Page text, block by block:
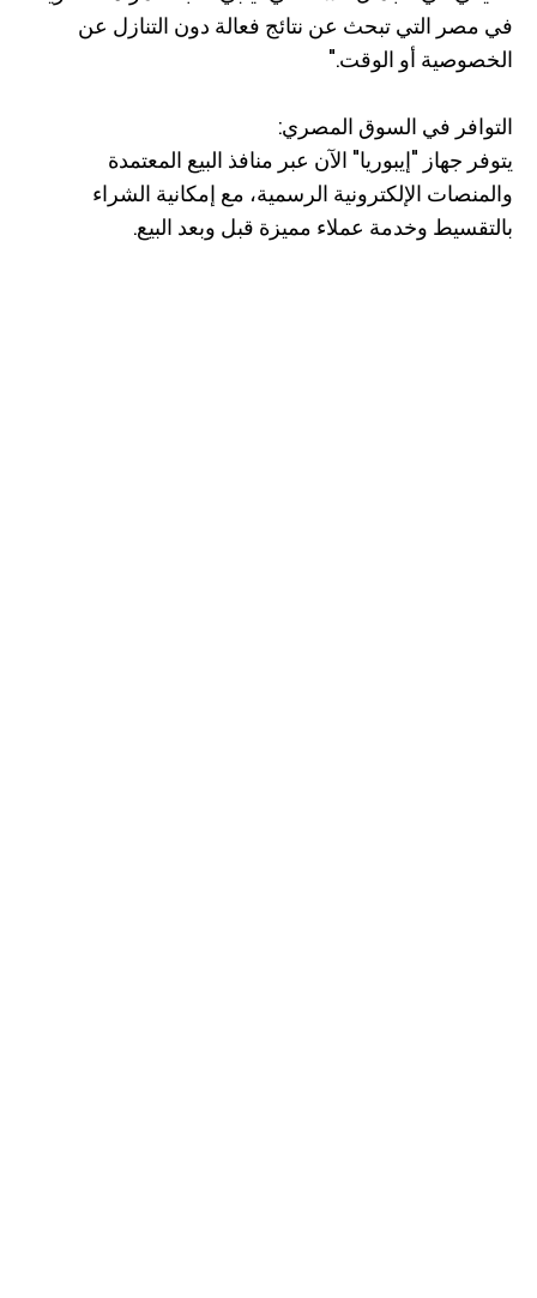
في مصر التي تبحث عن نتائج فعالة دون التنازل عن
الخصوصية أو الوقت."
التوافر في السوق المصري:
يتوفر جهاز "إيبوريا" الآن عبر منافذ البيع المعتمدة
والمنصات الإلكترونية الرسمية، مع إمكانية الشراء
بالتقسيط وخدمة عملاء مميزة قبل وبعد البيع.